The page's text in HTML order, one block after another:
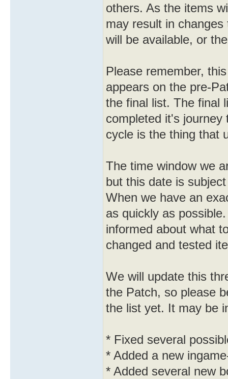
others. As the items
may result in
will be available, or
Please remember,
appears on the pre-
the final list. The final
completed it's
cycle is the thing that
The time window we
but this date is
When we have an
as quickly as
informed about what
changed and tested
We will update this
the Patch, so please
the list yet. It may be
* Fixed several
* Added a new
* Added several new